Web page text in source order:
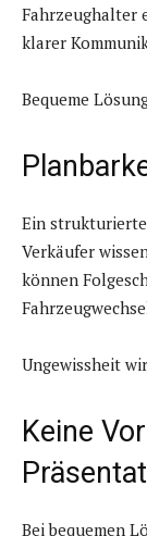
Fahrzeughalter
klarer
Bequeme
Ein
Verkäufer
können
Ungewissheit
Keine
Bei bequemen